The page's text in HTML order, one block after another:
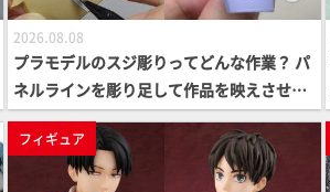
2026.08.08
プラモデルのスジ彫りってどんな作業？ パ
ネルラインを彫り足して作品を映えさせよ
う！【いまさら聞けないプラモデルの基
礎：スジ彫りとパネルライン】
フィギュア